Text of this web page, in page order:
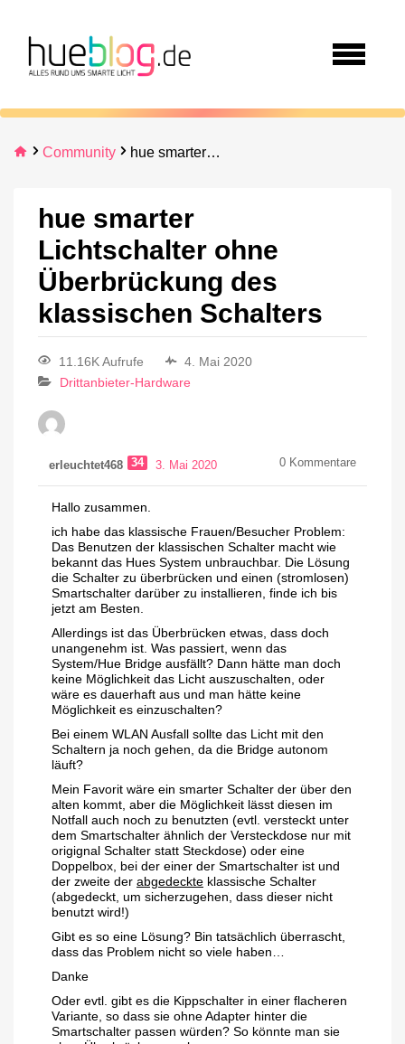
Community hue smarter Lichtschalter ohne Überbrückung des klassischen Schalters
hue smarter
Lichtschalter ohne
Überbrückung des
klassischen Schalters
11.16K Aufrufe
4. Mai 2020
Drittanbieter-Hardware
erleuchtet468 34 3. Mai 2020 0 Kommentare
Hallo zusammen.
ich habe das klassische Frauen/Besucher Problem:
Das Benutzen der klassischen Schalter macht wie
bekannt das Hues System unbrauchbar. Die Lösung
die Schalter zu überbrücken und einen (stromlosen)
Smartschalter darüber zu installieren, finde ich bis
jetzt am Besten.
Allerdings ist das Überbrücken etwas, dass doch
unangenehm ist. Was passiert, wenn das
System/Hue Bridge ausfällt? Dann hätte man doch
keine Möglichkeit das Licht auszuschalten, oder
wäre es dauerhaft aus und man hätte keine
Möglichkeit es einzuschalten?
Bei einem WLAN Ausfall sollte das Licht mit den
Schaltern ja noch gehen, da die Bridge autonom
läuft?
Mein Favorit wäre ein smarter Schalter der über den
alten kommt, aber die Möglichkeit lässt diesen im
Notfall auch noch zu benutzten (evtl. versteckt unter
dem Smartschalter ähnlich der Versteckdose nur mit
origignal Schalter statt Steckdose) oder eine
Doppelbox, bei der einer der Smartschalter ist und
der zweite der abgedeckte klassische Schalter
(abgedeckt, um sicherzugehen, dass dieser nicht
benutzt wird!)
Gibt es so eine Lösung? Bin tatsächlich überrascht,
dass das Problem nicht so viele haben…
Danke
Oder evtl. gibt es die Kippschalter in einer flacheren
Variante, so dass sie ohne Adapter hinter die
Smartschalter passen würden? So könnte man sie